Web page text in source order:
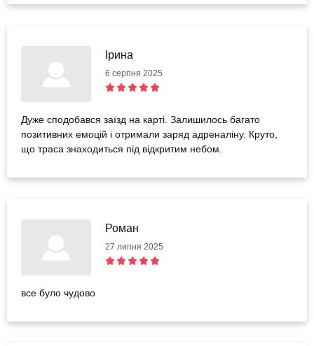
Ірина
6 серпня 2025
Дуже сподобався заїзд на карті. Залишилось багато
позитивних емоцій і отримали заряд адреналіну. Круто,
що траса знаходиться під відкритим небом.
Роман
27 липня 2025
все було чудово